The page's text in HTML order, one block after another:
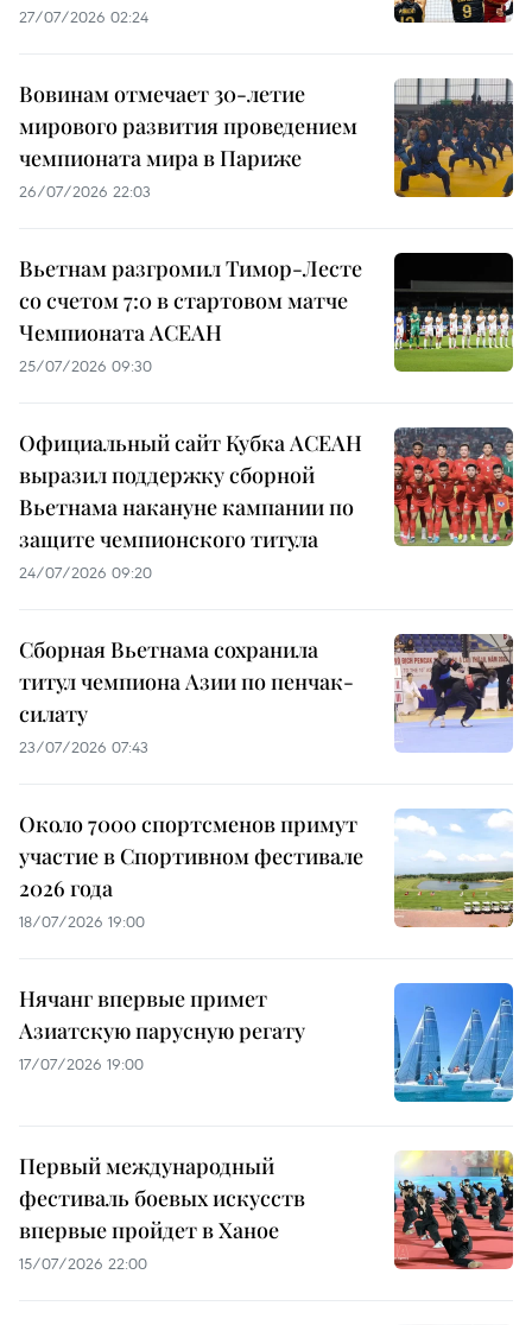
27/07/2026 02:24
Вовинам отмечает 30-летие
мирового развития проведением
чемпионата мира в Париже
26/07/2026 22:03
Вьетнам разгромил Тимор-Лесте
со счетом 7:0 в стартовом матче
Чемпионата АСЕАН
25/07/2026 09:30
Официальный сайт Кубка АСЕАН
выразил поддержку сборной
Вьетнама накануне кампании по
защите чемпионского титула
24/07/2026 09:20
Сборная Вьетнама сохранила
титул чемпиона Азии по пенчак-
силату
23/07/2026 07:43
Около 7000 спортсменов примут
участие в Спортивном фестивале
2026 года
18/07/2026 19:00
Нячанг впервые примет
Азиатскую парусную регату
17/07/2026 19:00
Первый международный
фестиваль боевых искусств
впервые пройдет в Ханое
15/07/2026 22:00